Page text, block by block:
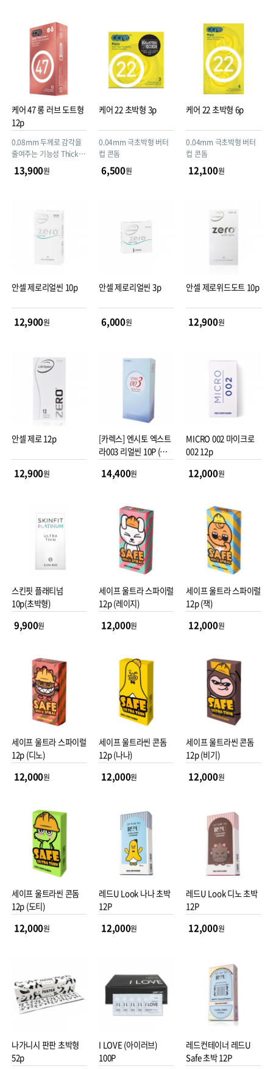
케어 47 롱 러브 도트형
12p
0.08mm 두께로 감각을
줄여주는 기능성 Thick 도
트콘돔
13,900원
케어 22 초박형 3p
0.04mm 극초박형 버터
컵 콘돔
6,500원
케어 22 초박형 6p
0.04mm 극초박형 버터
컵 콘돔
12,100원
안셀 제로리얼씬 10p
12,900원
안셀 제로리얼씬 3p
6,000원
안셀 제로위드도트 10p
12,900원
안셀 제로 12p
12,900원
[카렉스] 엔시토 엑스트
라003 리얼씬 10P (극
14,400원
MICRO 002 마이크로
002 12p
12,000원
스킨핏 플래티넘
10p(초박형)
9,900원
세이프 울트라 스파이럴
12p (레이지)
12,000원
세이프 울트라 스파이럴
12p (잭)
12,000원
세이프 울트라 스파이럴
12p (디노)
12,000원
세이프 울트라씬 콘돔
12p (나나)
12,000원
세이프 울트라씬 콘돔
12p (비기)
12,000원
세이프 울트라씬 콘돔
12p (도티)
12,000원
레드U Look 나나 초박
12P
12,000원
레드U Look 디노 초박
12P
12,000원
나가니시 판판 초박형
52p
I LOVE (아이러브)
100P
레드컨테이너 레드U
Safe 초박 12P